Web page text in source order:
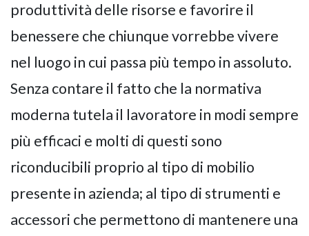
produttività delle risorse e favorire il
benessere che chiunque vorrebbe vivere
nel luogo in cui passa più tempo in assoluto.
Senza contare il fatto che la normativa
moderna tutela il lavoratore in modi sempre
più efficaci e molti di questi sono
riconducibili proprio al tipo di mobilio
presente in azienda; al tipo di strumenti e
accessori che permettono di mantenere una